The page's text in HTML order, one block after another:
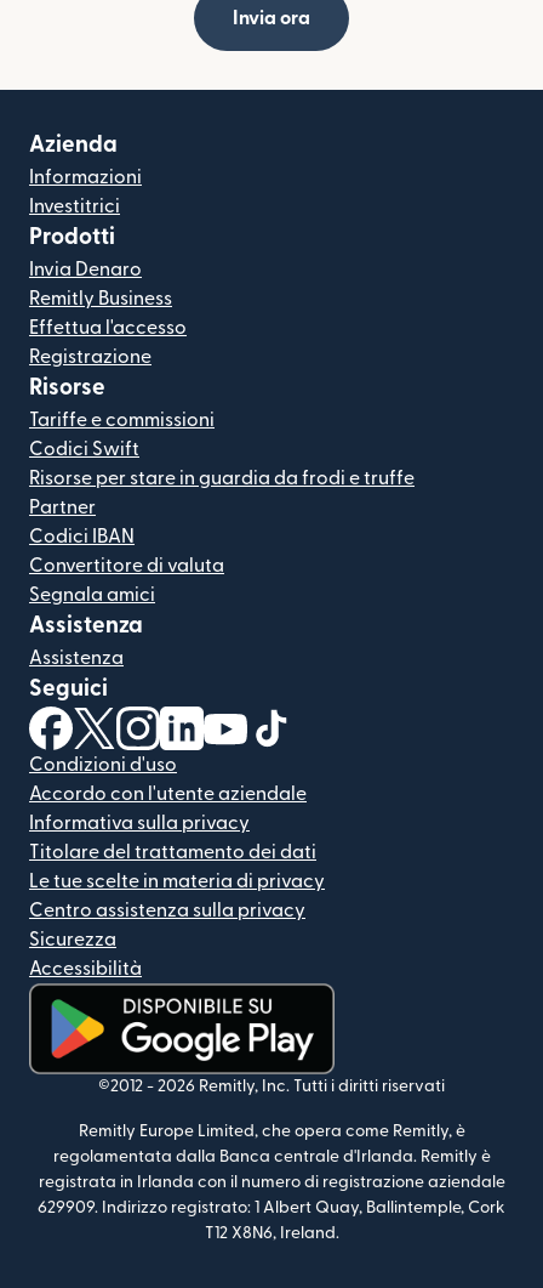
Invia ora
Azienda
Informazioni
Investitrici
Prodotti
Invia Denaro
Remitly Business
Effettua l'accesso
Registrazione
Risorse
Tariffe e commissioni
Codici Swift
Risorse per stare in guardia da frodi e truffe
Partner
Codici IBAN
Convertitore di valuta
Segnala amici
Assistenza
Assistenza
Seguici
(si apre in una nuova finestra)
(si apre in una nuova finestra)
(si apre in una nuova finestra)
(si apre in una nuova finestra)
(si apre in una nuova finestra)
Condizioni d'uso
Accordo con l'utente aziendale
Informativa sulla privacy
Titolare del trattamento dei dati
Le tue scelte in materia di privacy
Centro assistenza sulla privacy
Sicurezza
Accessibilità
(si apre in una nuova finestra)
©2012 - 2026 Remitly, Inc. Tutti i diritti riservati
Remitly Europe Limited, che opera come Remitly, è
regolamentata dalla Banca centrale d'Irlanda. Remitly è
registrata in Irlanda con il numero di registrazione aziendale
629909. Indirizzo registrato: 1 Albert Quay, Ballintemple, Cork
T12 X8N6, Ireland.